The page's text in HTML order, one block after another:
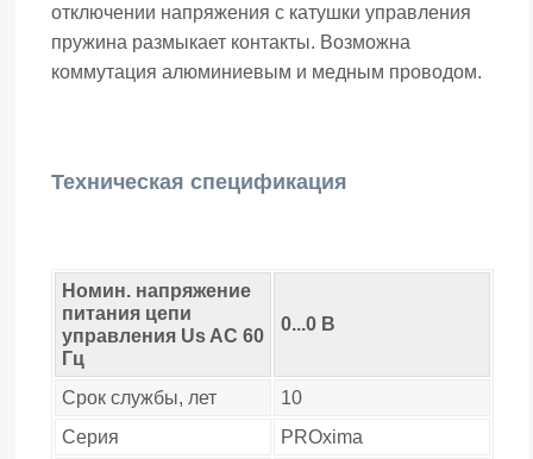
отключении напряжения с катушки управления
пружина размыкает контакты. Возможна
коммутация алюминиевым и медным проводом.
Техническая спецификация
Номин. напряжение
питания цепи
управления Us AC 60
Гц
0...0 В
Срок службы, лет
10
Серия
PROxima